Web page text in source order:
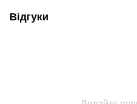
Відгуки